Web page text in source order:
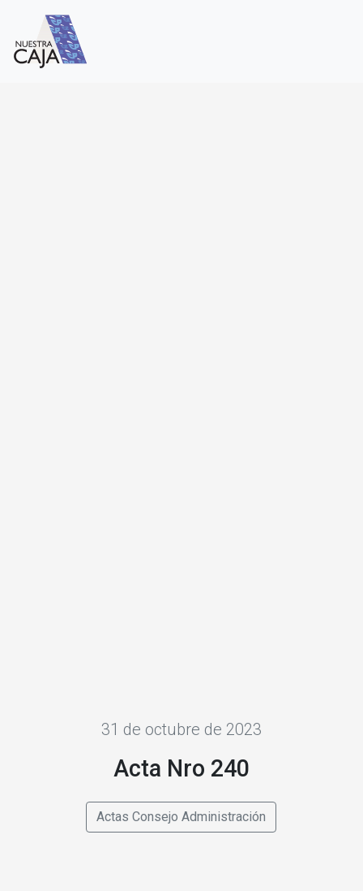
31 de octubre de 2023
Acta Nro 240
Actas Consejo Administración